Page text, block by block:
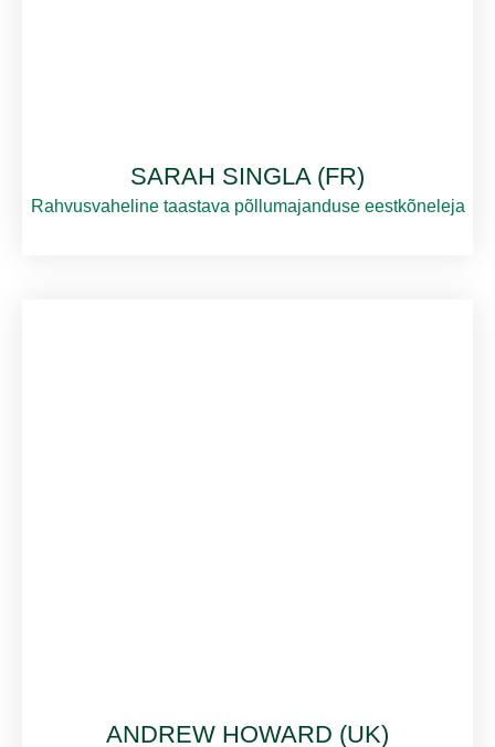
ANDREW HOWARD (UK)
SARAH SINGLA (FR)
Rahvusvaheline taastava põllumajanduse eestkõneleja